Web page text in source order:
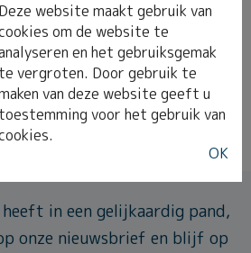
is inbegrepen in de prijs.
per maand + 75 euro
OPEN BEZOEKMOMENT -
10u en 11u
in een gelijkaardig pand,
onze nieuwsbrief en blijf op
Deze website maakt gebruik van
om de website te
en het gebruiksgemak
te vergroten. Door gebruik te
van deze website geeft u
toestemming voor het gebruik van
OK